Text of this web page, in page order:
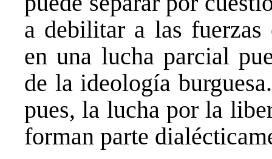
a debilitar a las fuerzas
en una lucha parcial
de la ideología
pues, la lucha por la
forman parte